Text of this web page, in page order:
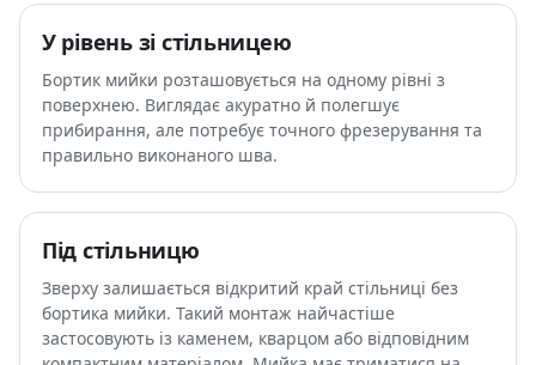
У рівень зі стільницею
Бортик мийки розташовується на одному рівні з
поверхнею. Виглядає акуратно й полегшує
прибирання, але потребує точного фрезерування та
правильно виконаного шва.
Під стільницю
Зверху залишається відкритий край стільниці без
бортика мийки. Такий монтаж найчастіше
застосовують із каменем, кварцом або відповідним